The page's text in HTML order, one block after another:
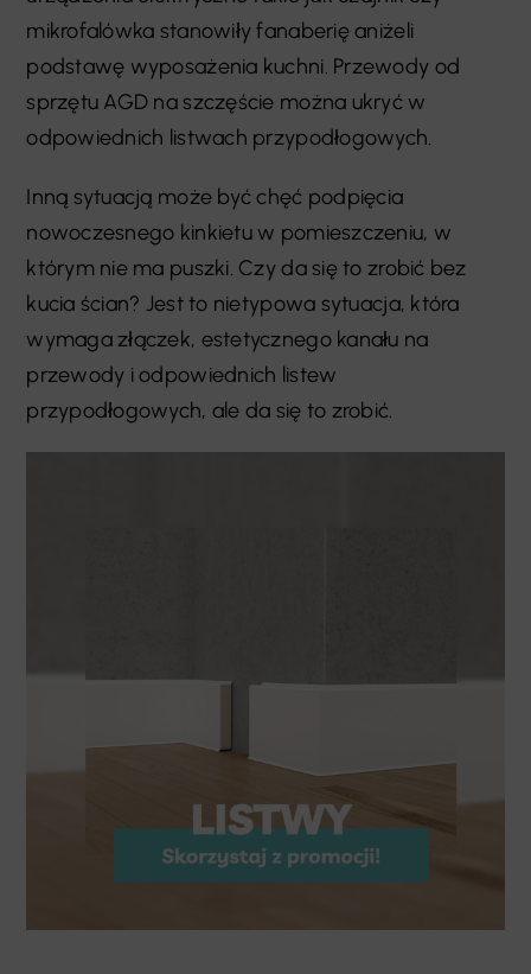
mikrofalówka stanowiły fanaberię aniżeli
podstawę wyposażenia kuchni. Przewody od
sprzętu AGD na szczęście można ukryć w
odpowiednich listwach przypodłogowych.
Inną sytuacją może być chęć podpięcia
nowoczesnego kinkietu w pomieszczeniu, w
którym nie ma puszki. Czy da się to zrobić bez
kucia ścian? Jest to nietypowa sytuacja, która
wymaga złączek, estetycznego kanału na
przewody i odpowiednich listew
przypodłogowych, ale da się to zrobić.